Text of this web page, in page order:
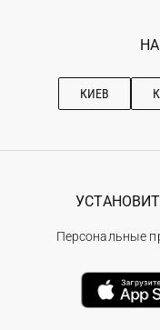
КИЕВ
Персональные